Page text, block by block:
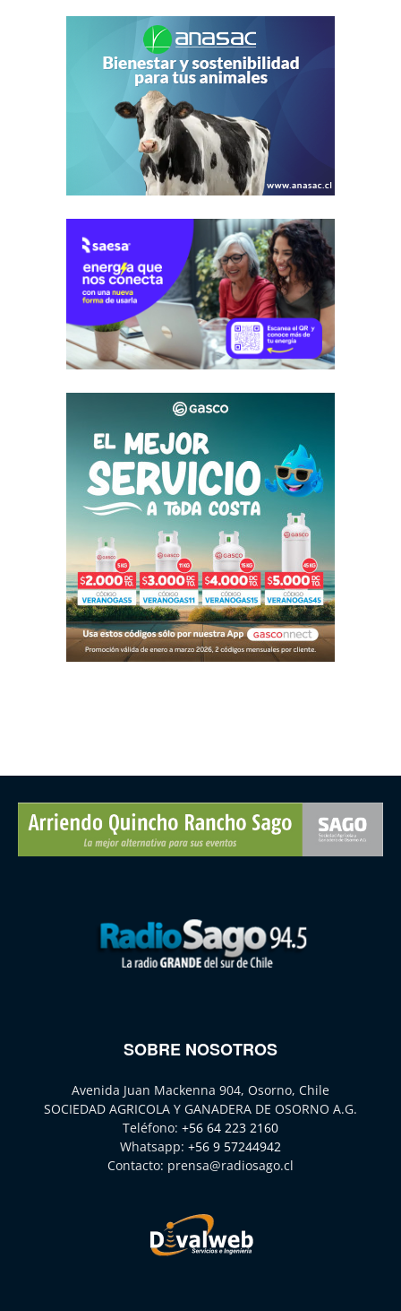
SOBRE NOSOTROS
Avenida Juan Mackenna 904, Osorno, Chile
SOCIEDAD AGRICOLA Y GANADERA DE OSORNO A.G.
Teléfono: +56 64 223 2160
Whatsapp: +56 9 57244942
Contacto: prensa@radiosago.cl